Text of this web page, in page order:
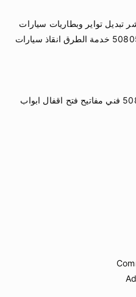
خدمة المساعدة على الطريق 50805535 خدمة الطرق انقاذ سيارات
فتح ابواب سيارات الكويت 50805535 فني مفاتيح فتح اقفال ابواب